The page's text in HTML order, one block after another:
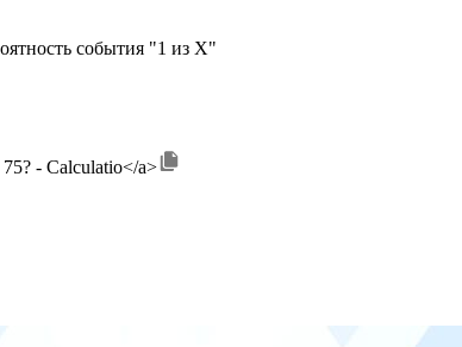
события "1 из X"
- Calculatio</a>